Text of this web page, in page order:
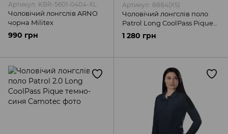
Артикул: KBR-5601-0404-XL
Чоловічий лонгслів ARNO
чорна Militex
990 грн
Артикул: 8884(XS)
Чоловічий лонгслів поло
Patrol Long CoolPass Pique
LT чорна Camotec
1 280 грн